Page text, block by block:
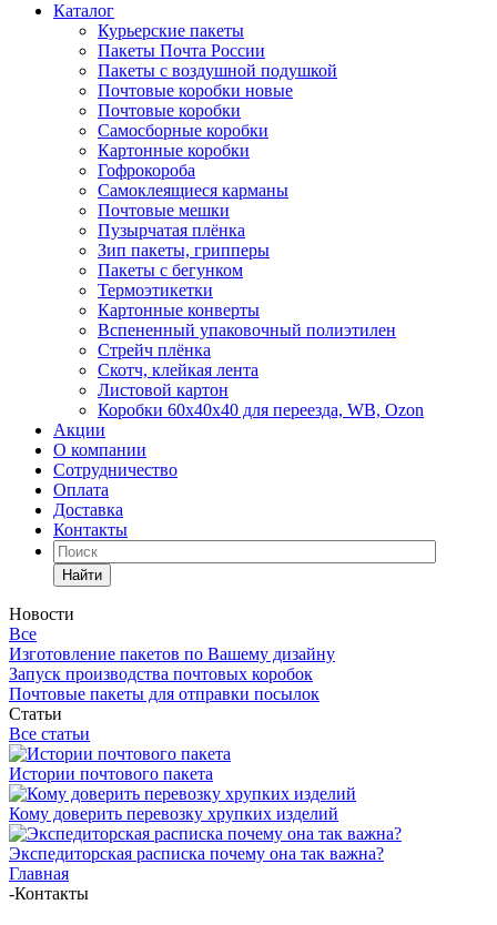
Каталог
Курьерские пакеты
Пакеты Почта России
Пакеты с воздушной подушкой
Почтовые коробки новые
Почтовые коробки
Самосборные коробки
Картонные коробки
Гофрокороба
Самоклеящиеся карманы
Почтовые мешки
Пузырчатая плёнка
Зип пакеты, грипперы
Пакеты с бегунком
Термоэтикетки
Картонные конверты
Вспененный упаковочный полиэтилен
Стрейч плёнка
Скотч, клейкая лента
Листовой картон
Коробки 60х40х40 для переезда, WB, Ozon
Акции
О компании
Сотрудничество
Оплата
Доставка
Контакты
Найти
Новости
Все
Изготовление пакетов по Вашему дизайну
Запуск производства почтовых коробок
Почтовые пакеты для отправки посылок
Статьи
Все статьи
Истории почтового пакета
Кому доверить перевозку хрупких изделий
Экспедиторская расписка почему она так важна?
Главная
-Контакты